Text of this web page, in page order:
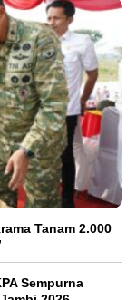
Tanam 2.000
Sempurna